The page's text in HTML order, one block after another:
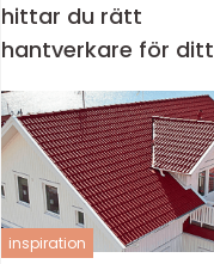
hittar du rätt
hantverkare för ditt
projekt
inspiration